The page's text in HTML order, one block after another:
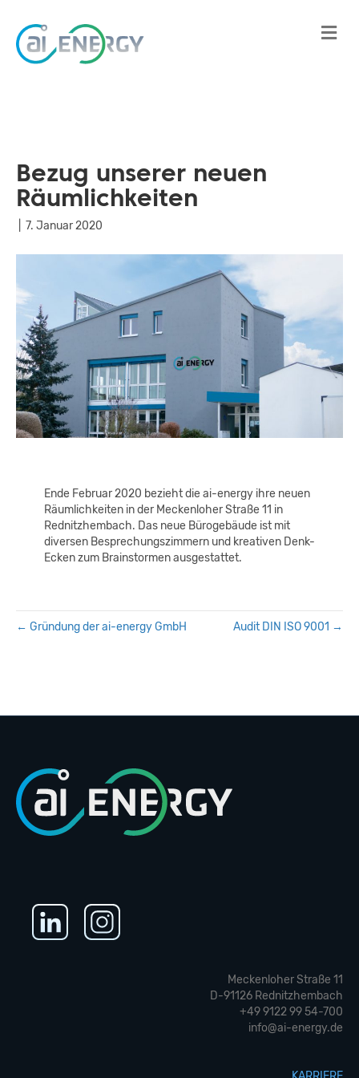
Bezug unserer neuen
Räumlichkeiten
7. Januar 2020
Ende Februar 2020 bezieht die ai-energy ihre neuen
Räumlichkeiten in der Meckenloher Straße 11 in
Rednitzhembach. Das neue Bürogebäude ist mit
diversen Besprechungszimmern und kreativen Denk-
Ecken zum Brainstormen ausgestattet.
← Gründung der ai-energy GmbH Audit DIN ISO 9001 →
Meckenloher Straße 11
D-91126 Rednitzhembach
+49 9122 99 54-700
info@ai-energy.de